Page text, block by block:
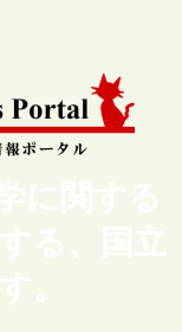
に関する
る、国立
。